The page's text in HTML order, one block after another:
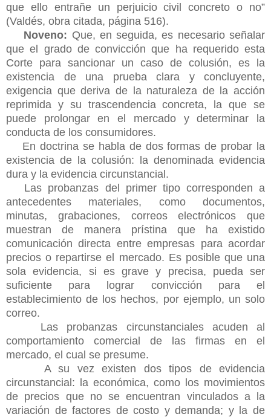
que ello entrañe un perjuicio civil concreto o no”
(Valdés, obra citada, página 516).
Noveno: Que, en seguida, es necesario señalar
que el grado de convicción que ha requerido esta
Corte para sancionar un caso de colusión, es la
existencia de una prueba clara y concluyente,
exigencia que deriva de la naturaleza de la acción
reprimida y su trascendencia concreta, la que se
puede prolongar en el mercado y determinar la
conducta de los consumidores.
En doctrina se habla de dos formas de probar la
existencia de la colusión: la denominada evidencia
dura y la evidencia circunstancial.
Las probanzas del primer tipo corresponden a
antecedentes materiales, como documentos,
minutas, grabaciones, correos electrónicos que
muestran de manera prístina que ha existido
comunicación directa entre empresas para acordar
precios o repartirse el mercado. Es posible que una
sola evidencia, si es grave y precisa, pueda ser
suficiente para lograr convicción para el
establecimiento de los hechos, por ejemplo, un solo
correo.
Las probanzas circunstanciales acuden al
comportamiento comercial de las firmas en el
mercado, el cual se presume.
A su vez existen dos tipos de evidencia
circunstancial: la económica, como los movimientos
de precios que no se encuentran vinculados a la
variación de factores de costo y demanda; y la de